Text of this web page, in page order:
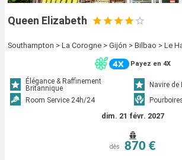
Queen Elizabeth
Southampton > La Corogne > Gijón > Bilbao > Le
Payez en 4X
Élégance & Raffinement
Britannique
Navire de
Room Service 24h/24
dim. 21 févr. 2027
dès 870 €